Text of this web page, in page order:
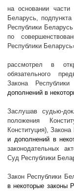
на основании части
Беларусь,
Республики
по
Республики
рассмотрел в
обязательного
Закона Республики
дополнений в
Заслушав судью-
положения
Конституция),
и дополнений в
законодательных
Суд Республики
Закон Республики
в некоторые законы